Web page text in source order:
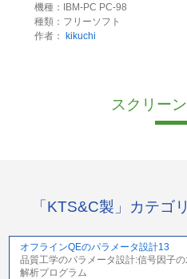
機種：IBM-PC PC-98
種類：フリーソフト
作者：
kikuchi
スクリー
「KTS&C製」カテゴ
オフラインQEのパラメータ設計13
品質工学のパラメータ設計:信号因子
解析プログラム